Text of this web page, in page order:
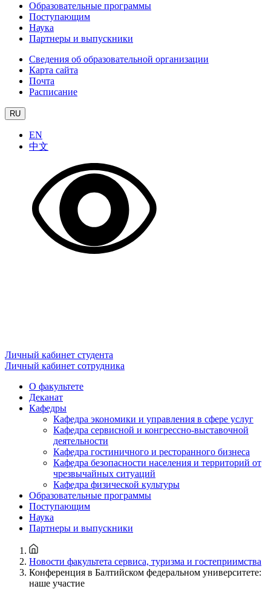
Образовательные программы
Поступающим
Наука
Партнеры и выпускники
Сведения об образовательной организации
Карта сайта
Почта
Расписание
RU
EN
中文
Личный кабинет студента
Личный кабинет сотрудника
О факультете
Деканат
Кафедры
Кафедра экономики и управления в сфере услуг
Кафедра сервисной и конгрессно-выставочной
деятельности
Кафедра гостиничного и ресторанного бизнеса
Кафедра безопасности населения и территорий от
чрезвычайных ситуаций
Кафедра физической культуры
Образовательные программы
Поступающим
Наука
Партнеры и выпускники
Новости факультета сервиса, туризма и гостеприимства
Конференция в Балтийском федеральном университете:
наше участие